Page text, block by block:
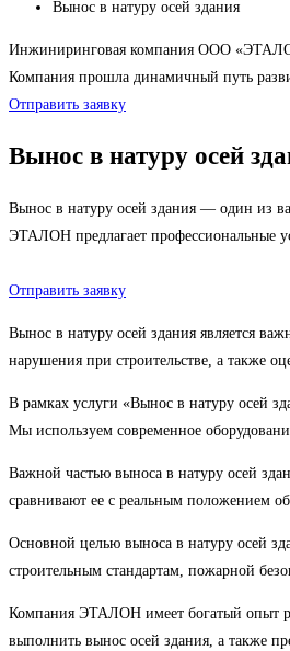
Вынос в натуру осей здания
Инжиниринговая компания ООО
Компания прошла динамичный путь
Отправить заявку
Вынос в натуру осей
Вынос в натуру осей здания — один из
ЭТАЛОН предлагает профессиональные
Отправить заявку
Вынос в натуру осей здания является
нарушения при строительстве, а также
В рамках услуги «Вынос в натуру осей
Мы используем современное
Важной частью выноса в натуру осей
сравнивают ее с реальным положением
Основной целью выноса в натуру осей
строительным стандартам, пожарной
Компания ЭТАЛОН имеет богатый опыт
выполнить вынос осей здания, а также